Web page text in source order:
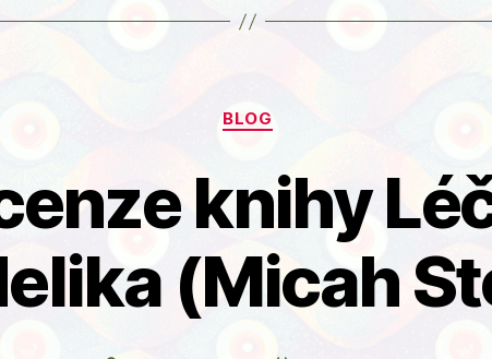
Rubriky
BLOG
knihy
(Micah